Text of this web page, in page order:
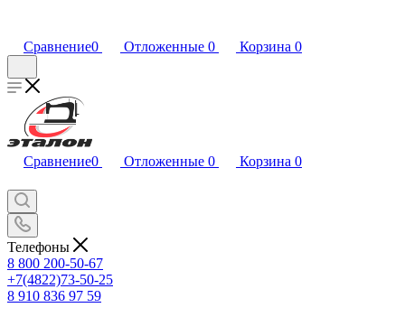
Сравнение0 Отложенные 0 Корзина 0
Сравнение0 Отложенные 0 Корзина 0
Телефоны
8 800 200-50-67
+7(4822)73-50-25
8 910 836 97 59